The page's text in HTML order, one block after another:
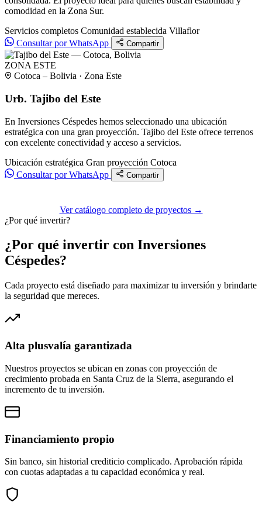
comodidad en la Zona Sur.
Servicios completos Comunidad establecida Villaflor
Consultar por WhatsApp
Compartir
ZONA ESTE
Cotoca – Bolivia · Zona Este
Urb. Tajibo del Este
En Inversiones Céspedes hemos seleccionado una ubicación
estratégica con una gran proyección. Tajibo del Este ofrece terrenos
con excelente conectividad y acceso a servicios.
Ubicación estratégica Gran proyección Cotoca
Consultar por WhatsApp
Compartir
Ver catálogo completo de proyectos →
¿Por qué invertir?
¿Por qué invertir con Inversiones
Céspedes?
Cada proyecto está diseñado para maximizar tu inversión y brindarte
la seguridad que mereces.
Alta plusvalía garantizada
Nuestros proyectos se ubican en zonas con proyección de
crecimiento probada en Santa Cruz de la Sierra, asegurando el
incremento de tu inversión.
Financiamiento propio
Sin banco, sin historial crediticio complicado. Aprobación rápida
con cuotas adaptadas a tu capacidad económica y real.